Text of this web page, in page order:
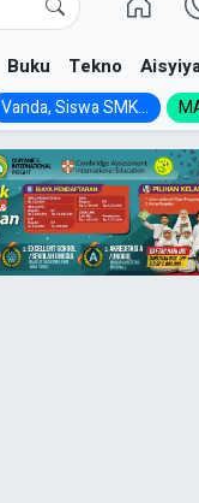
Buku Tekno
Vanda, Siswa SMK...